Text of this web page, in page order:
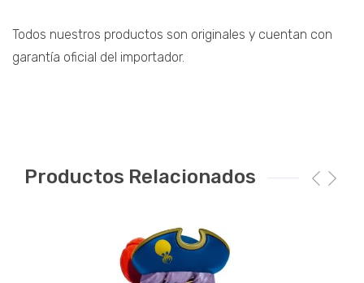
Todos nuestros productos son originales y cuentan con
garantía oficial del importador.
Productos Relacionados